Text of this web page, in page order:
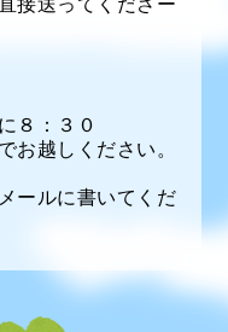
接送ってくださー
８：３０
お越しください。
ールに書いてくだ